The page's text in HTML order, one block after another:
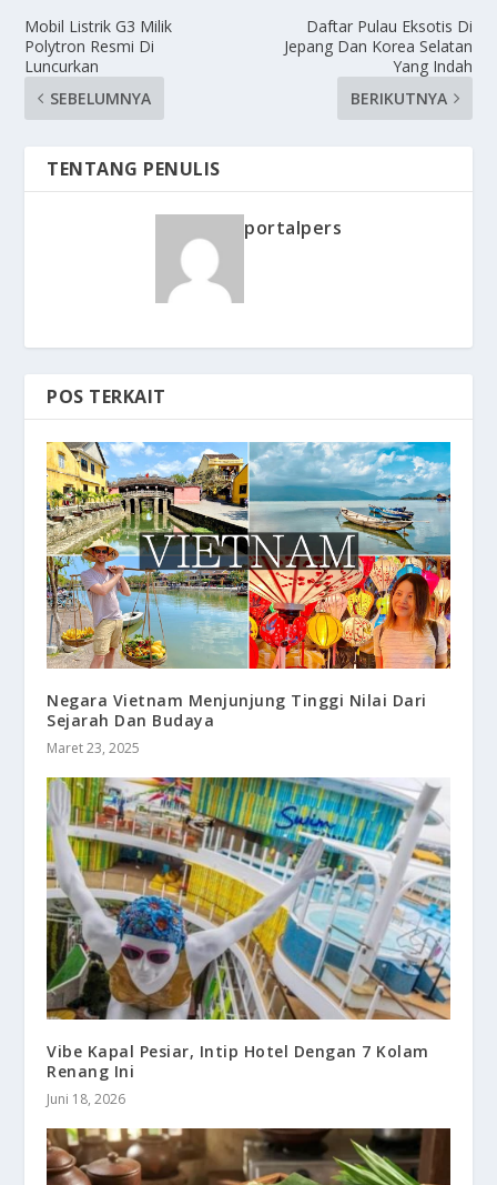
Mobil Listrik G3 Milik
Polytron Resmi Di
Luncurkan
SEBELUMNYA
Daftar Pulau Eksotis Di
Jepang Dan Korea Selatan
Yang Indah
BERIKUTNYA
TENTANG PENULIS
portalpers
POS TERKAIT
Negara Vietnam Menjunjung Tinggi Nilai Dari
Sejarah Dan Budaya
Maret 23, 2025
Vibe Kapal Pesiar, Intip Hotel Dengan 7 Kolam
Renang Ini
Juni 18, 2026